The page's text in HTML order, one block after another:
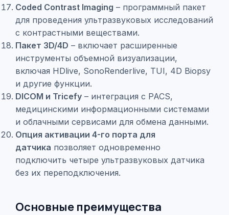
Coded Contrast Imaging – программный пакет
для проведения ультразвуковых исследований
с контрастными веществами.
Пакет 3D/4D – включает расширенные
инструменты объемной визуализации,
включая HDlive, SonoRenderlive, TUI, 4D Biopsy
и другие функции.
DICOM и Tricefy – интеграция с PACS,
медицинскими информационными системами
и облачными сервисами для обмена данными.
Опция активации 4-го порта для
датчика позволяет одновременно
подключить четыре ультразвуковых датчика
без их переподключения.
Основные преимущества